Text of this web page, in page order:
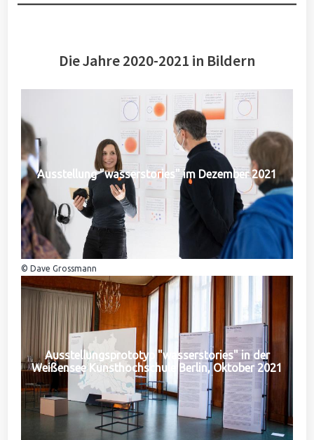
Die Jahre 2020-2021 in Bildern
Ausstellung "wasserstories" im Dezember 2021
© Dave Grossmann
Ausstellungsprototyp "wasserstories" in der
Weißensee Kunsthochschule Berlin, Oktober 2021